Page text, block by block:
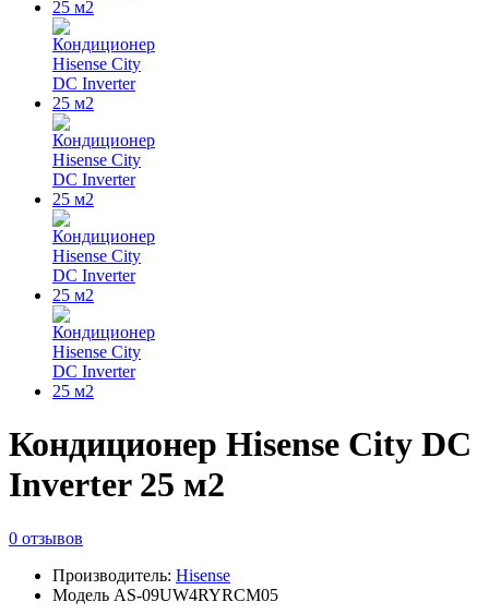
Кондиционер Hisense City DC
Inverter 25 м2
0 отзывов
Производитель: Hisense
Модель AS-09UW4RYRCM05